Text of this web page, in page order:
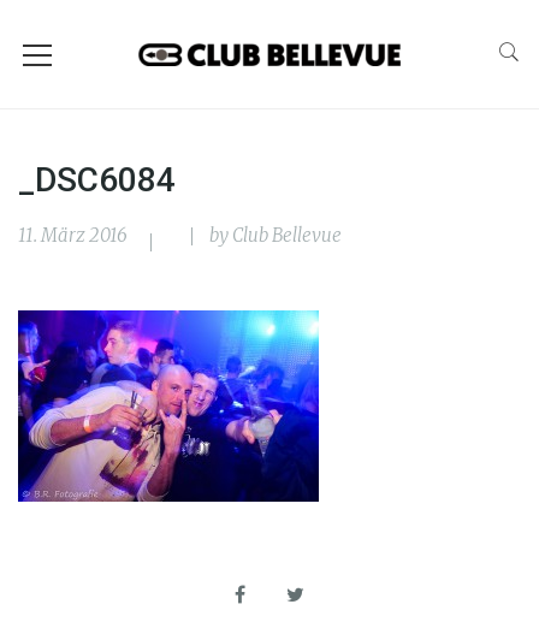
_DSC6084
11. März 2016 by Club Bellevue